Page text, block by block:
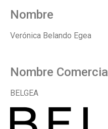
Nombre
Verónica Belando Egea
Nombre Comercial
BELGEA